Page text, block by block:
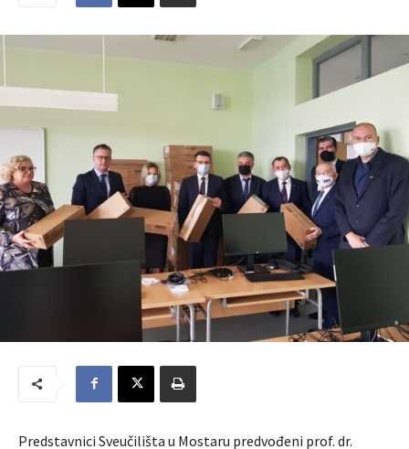
Predstavnici Sveučilišta u Mostaru predvođeni prof. dr.